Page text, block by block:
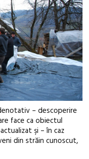
– descoperire
face ca obiectul
şi – în caz
din străin cunoscut,